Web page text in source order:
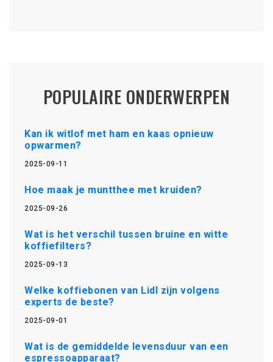
POPULAIRE ONDERWERPEN
Kan ik witlof met ham en kaas opnieuw
opwarmen?
2025-09-11
Hoe maak je muntthee met kruiden?
2025-09-26
Wat is het verschil tussen bruine en witte
koffiefilters?
2025-09-13
Welke koffiebonen van Lidl zijn volgens
experts de beste?
2025-09-01
Wat is de gemiddelde levensduur van een
espressoapparaat?